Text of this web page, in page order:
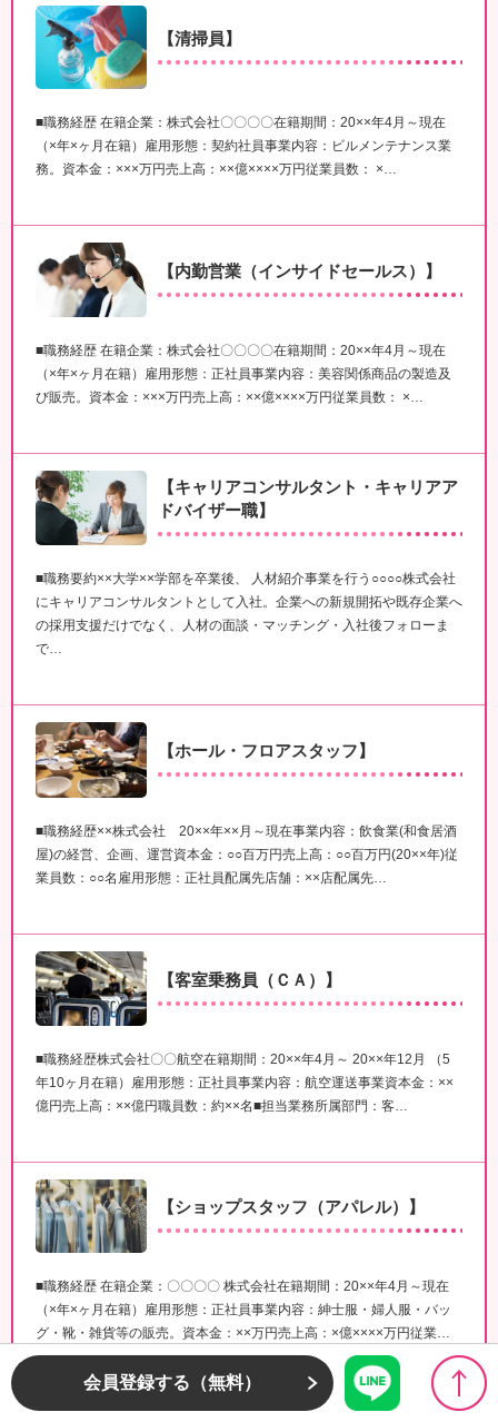
【清掃員】
■職務経歴 在籍企業：株式会社〇〇〇〇在籍期間：20××年4月～現在
（×年×ヶ月在籍）雇用形態：契約社員事業内容：ビルメンテナンス業
務。資本金：×××万円売上高：××億××××万円従業員数： ×…
【内勤営業（インサイドセールス）】
■職務経歴 在籍企業：株式会社〇〇〇〇在籍期間：20××年4月～現在
（×年×ヶ月在籍）雇用形態：正社員事業内容：美容関係商品の製造及
び販売。資本金：×××万円売上高：××億××××万円従業員数： ×…
【キャリアコンサルタント・キャリアア
ドバイザー職】
■職務要約××大学××学部を卒業後、 人材紹介事業を行う○○○○株式会社
にキャリアコンサルタントとして入社。企業への新規開拓や既存企業へ
の採用支援だけでなく、人材の面談・マッチング・入社後フォローま
で…
【ホール・フロアスタッフ】
■職務経歴××株式会社 20××年××月～現在事業内容：飲食業(和食居酒
屋)の経営、企画、運営資本金：○○百万円売上高：○○百万円(20××年)従
業員数：○○名雇用形態：正社員配属先店舗：××店配属先…
【客室乗務員（ＣＡ）】
■職務経歴株式会社〇〇航空在籍期間：20××年4月～ 20××年12月 （5
年10ヶ月在籍）雇用形態：正社員事業内容：航空運送事業資本金：××
億円売上高：××億円職員数：約××名■担当業務所属部門：客…
【ショップスタッフ（アパレル）】
■職務経歴 在籍企業：〇〇〇〇 株式会社在籍期間：20××年4月～現在
（×年×ヶ月在籍）雇用形態：正社員事業内容：紳士服・婦人服・バッ
グ・靴・雑貨等の販売。資本金：××万円売上高：×億××××万円従業…
会員登録する（無料）